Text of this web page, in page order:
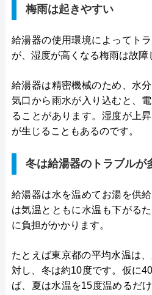
梅雨は起きやすい
給湯器の使用環境によってト
が、湿度が高くなる梅雨は故障
給湯器は精密機械のため、水
気口から雨水が入り込むと、
ることがあります。湿度が上
が生じることもあるのです。
冬は給湯器のトラブルが
給湯器は水を温めてお湯を供
は気温とともに水温も下がる
に負担がかかります。
たとえば東京都の平均水温は
対し、冬は約10度です。仮に
ば、夏は水温を15度温めるだ